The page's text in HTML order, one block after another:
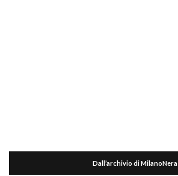
Dall’archivio di MilanoNera